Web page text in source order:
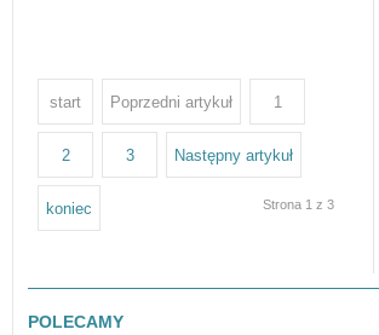
start Poprzedni artykuł 1
2 3 Następny artykuł
koniec Strona 1 z 3
POLECAMY